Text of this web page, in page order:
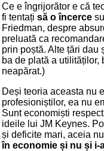
Ce e îngrijorător e că
fi tentați să o încerce
Friedman, despre
preluată ca
prin poștă. Alte țări dau
ba de plată a utilităților,
neapărat.)
Deși teoria aceasta nu
profesioniștilor, ea nu
Sunt economiști
ideile lui JM Keynes.
și deficite mari, aceia
în economie și nu și i-